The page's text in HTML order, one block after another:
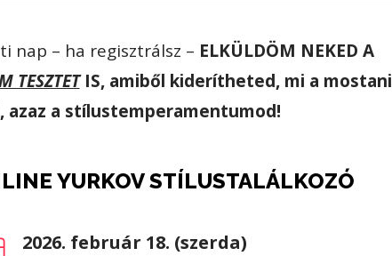
nap – ha regisztrálsz – ELKÜLDÖM NEKED A
TESZTETIS, amiből kiderítheted, mi a mostani
azaz a stílustemperamentumod!
YURKOV STÍLUSTALÁLKOZÓ
2026. február 18. (szerda)